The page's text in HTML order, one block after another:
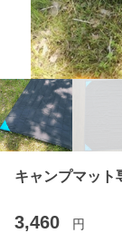
キャンプマット
3,460 円